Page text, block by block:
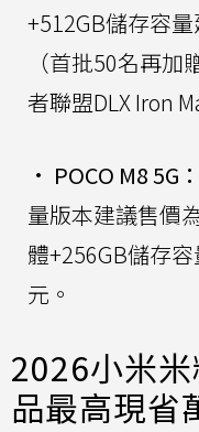
+512GB儲存容
（首批50名再
者聯盟DLX Iron
• POCO M8 5G：
量版本建議售價
體+256GB儲存
元。
2026小米
品最高現省